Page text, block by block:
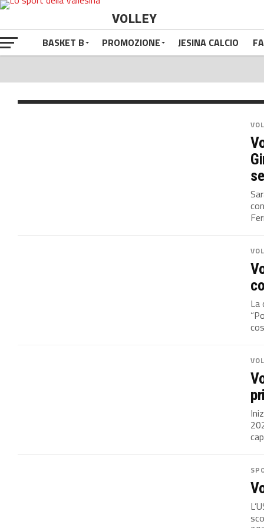
VOLLEY
BASKET B
PROMOZIONE JESINA CALCIO
Volley B1
debutto al
Confermata anche Laura Canuti, centrale
La